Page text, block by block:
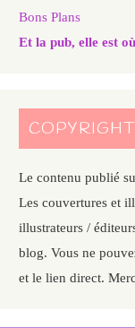
Bons Plans
Et la pub, elle est
COPYRIGHT
Le contenu publié
Les couvertures et
illustrateurs /
blog. Vous ne
et le lien direct.